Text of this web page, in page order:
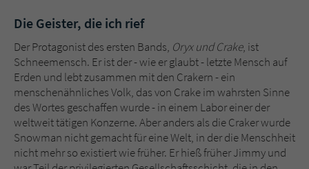
Die Geister, die ich rief
Der Protagonist des ersten Bands, Oryx und Crake, ist
Schneemensch. Er ist der - wie er glaubt - letzte Mensch auf
Erden und lebt zusammen mit den Crakern - ein
menschenähnliches Volk, das von Crake im wahrsten Sinne
des Wortes geschaffen wurde - in einem Labor einer der
weltweit tätigen Konzerne. Aber anders als die Craker wurde
Snowman nicht gemacht für eine Welt, in der die Menschheit
nicht mehr so existiert wie früher. Er hieß früher Jimmy und